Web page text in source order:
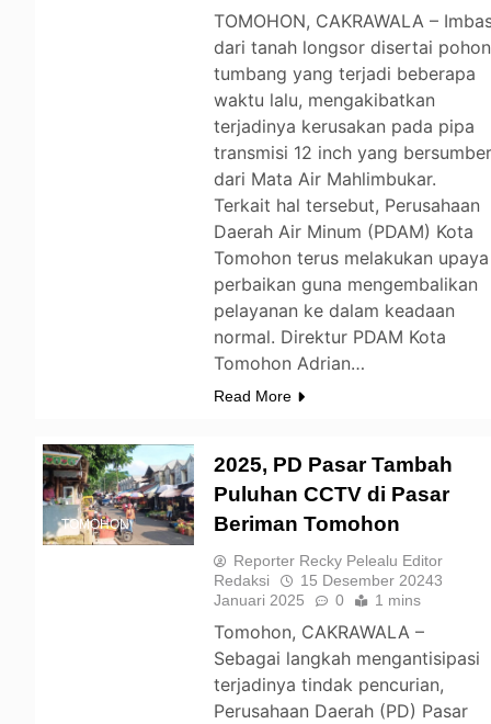
TOMOHON, CAKRAWALA –
dari tanah longsor disertai pohon
tumbang yang terjadi beberapa
waktu lalu, mengakibatkan
terjadinya kerusakan pada pipa
transmisi 12 inch yang
dari Mata Air Mahlimbukar.
Terkait hal tersebut, Perusahaan
Daerah Air Minum (PDAM) Kota
Tomohon terus melakukan upaya
perbaikan guna mengembalikan
pelayanan ke dalam keadaan
normal. Direktur PDAM Kota
Tomohon Adrian…
Read More
TOMOHON
2025, PD Pasar Tambah
Puluhan CCTV di Pasar
Beriman Tomohon
Reporter Recky Pelealu Editor
Redaksi
15 Desember 20243
Januari 2025
0 1 mins
Tomohon, CAKRAWALA –
Sebagai langkah mengantisipasi
terjadinya tindak pencurian,
Perusahaan Daerah (PD) Pasar